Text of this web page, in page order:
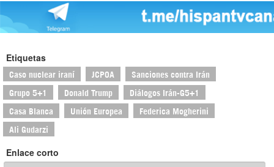
Etiquetas
Caso nuclear iraní JCPOA Sanciones contra Irán
Grupo 5+1 Donald Trump Diálogos Irán-G5+1
Casa Blanca Unión Europea Federica Mogherini
Ali Gudarzi
Enlace corto